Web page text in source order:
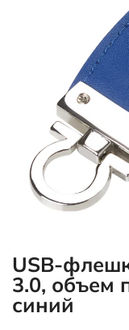
USB-
3.0, объем
синий